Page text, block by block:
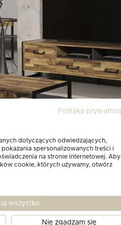
w stylu loft ważne
przestrzeń. Takie
ściany działowe,
Polityka
dotyczących odwiedzających,
spersonalizowanych treści i
na stronie internetowej. Aby
cookie, których używamy, otwórz
wszystko
Nie zgadzam się